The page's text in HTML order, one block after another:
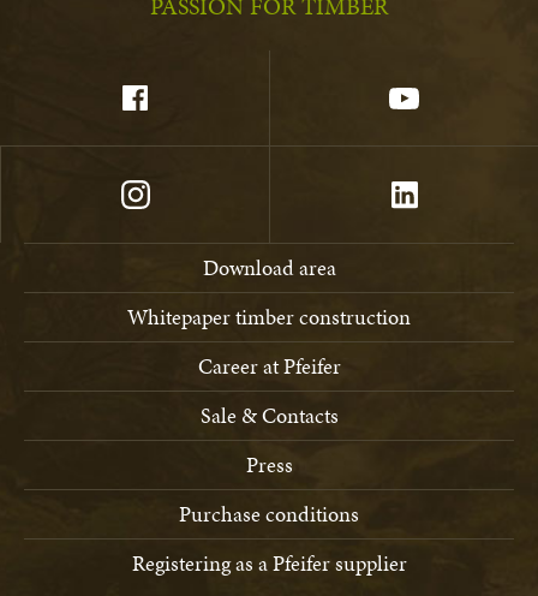
PASSION FOR TIMBER
Download area
Whitepaper timber construction
Career at Pfeifer
Sale & Contacts
Press
Purchase conditions
Registering as a Pfeifer supplier